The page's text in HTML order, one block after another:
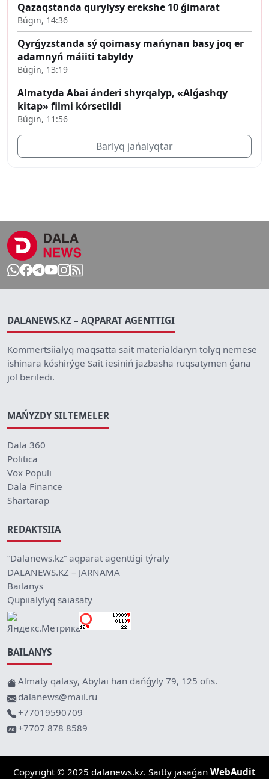
Qazaqstanda qurylysy erekshe 10 ǵimarat
Búgin, 14:36
Qyrǵyzstanda sý qoimasy mańynan basy joq er
adamnyń máiiti tabyldy
Búgin, 13:19
Almatyda Abai ánderi shyrqalyp, «Alǵashqy
kitap» filmi kórsetildi
Búgin, 11:56
Barlyq jańalyqtar
DALANEWS.KZ – AQPARAT AGENTTIGI
Kommertsiialyq maqsatta sait materialdaryn tolyq nemese
ishinara kóshirýge Sait iesiniń jazbasha ruqsatymen ǵana
jol beriledi.
MAŃYZDY SILTEMELER
Dala 360
Politica
Vox Populi
Dala Finance
Shartarap
REDAKTSIIA
“Dalanews.kz” aqparat agenttigi týraly
DALANEWS.KZ – JARNAMA
Bailanys
Qupiialylyq saiasaty
BAILANYS
Almaty qalasy, Abylai han dańǵyly 79, 125 ofis.
dalanews@mail.ru
+77019590709
+7707 878 8589
Copyright © 2025 dalanews.kz. Saitty jasaǵan WebAudit